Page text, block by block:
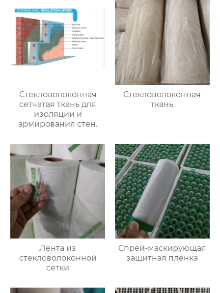
Стекловолоконная
сетчатая ткань для
изоляции и
армирования стен.
Стекловолоконная
ткань
Лента из
стекловолоконной
сетки
Спрей-маскирующая
защитная пленка